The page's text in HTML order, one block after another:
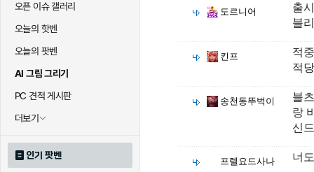
오픈 이슈 갤러리
오늘의 핫벤
오늘의 팟벤
AI 그림 그리기
PC 견적 게시판
더보기
인기 팟벤
도르니어
출
블
킨프
적
적
송천동뚜벅이
블
랑
신
프렐요드사나 너